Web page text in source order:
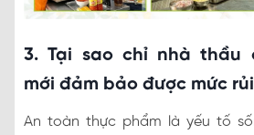
3. Tại sao chỉ nhà thầu
mới đảm bảo được mức
An toàn thực phẩm là yếu tố